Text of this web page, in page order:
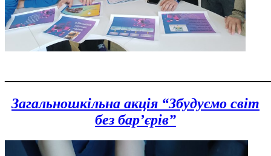
Загальношкільна акція “Збудуємо світ
без бар’єрів”